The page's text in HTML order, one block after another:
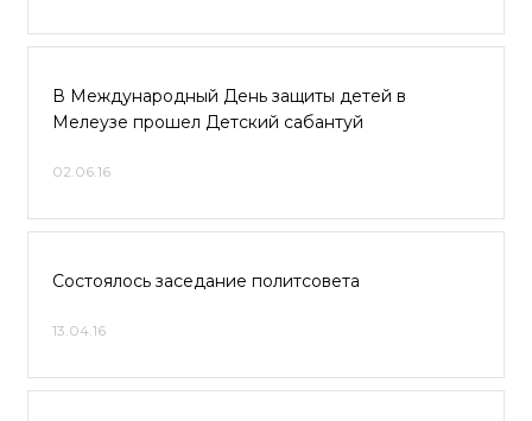
В Международный День защиты детей в
Мелеузе прошел Детский сабантуй
02.06.16
Состоялось заседание политсовета
13.04.16